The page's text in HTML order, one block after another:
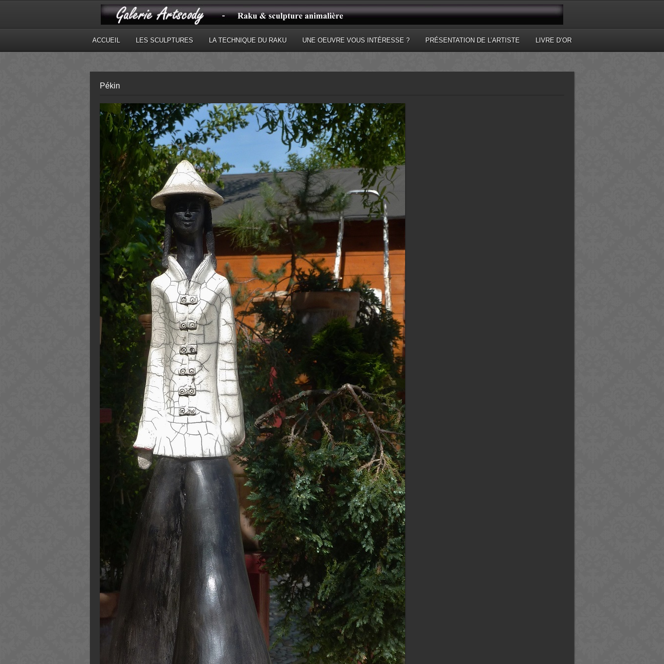
ACCUEIL LES SCULPTURES LA TECHNIQUE DU RAKU UNE OEUVRE VOUS INTÉRESSE ? PRÉSENTATION DE L’ARTISTE LIVRE D’OR
Pékin